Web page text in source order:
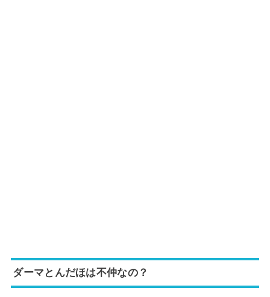
ダーマとんだほは不仲なの？